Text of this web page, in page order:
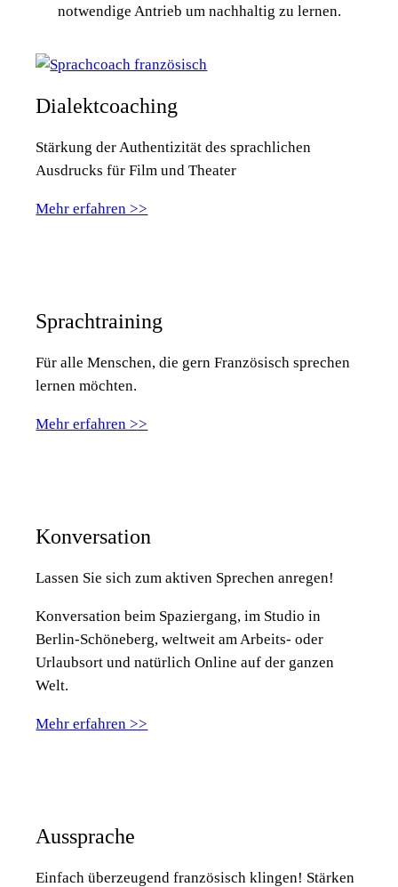
notwendige Antrieb um nachhaltig zu lernen.
Dialektcoaching
Stärkung der Authentizität des sprachlichen
Ausdrucks für Film und Theater
Mehr erfahren >>
Sprachtraining
Für alle Menschen, die gern Französisch sprechen
lernen möchten.
Mehr erfahren >>
Konversation
Lassen Sie sich zum aktiven Sprechen anregen!
Konversation beim Spaziergang, im Studio in
Berlin-Schöneberg, weltweit am Arbeits- oder
Urlaubsort und natürlich Online auf der ganzen
Welt.
Mehr erfahren >>
Aussprache
Einfach überzeugend französisch klingen! Stärken